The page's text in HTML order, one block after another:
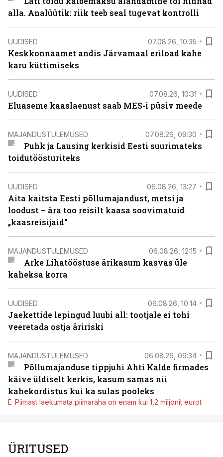
alla. Analüütik: riik teeb seal tugevat kontrolli
UUDISED 07.08.26, 10:35
Keskkonnaamet andis Järvamaal eriload kahe
karu küttimiseks
UUDISED 07.08.26, 10:31
Eluaseme kaaslaenust saab MES-i püsiv meede
MAJANDUSTULEMUSED 07.08.26, 09:30
Puhk ja Lausing kerkisid Eesti suurimateks
toidutöösturiteks
UUDISED 06.08.26, 13:27
Aita kaitsta Eesti põllumajandust, metsi ja
loodust – ära too reisilt kaasa soovimatuid
„kaasreisijaid“
MAJANDUSTULEMUSED 06.08.26, 12:15
Arke Lihatööstuse ärikasum kasvas üle
kaheksa korra
UUDISED 06.08.26, 10:14
Jaekettide lepingud luubi all: tootjale ei tohi
veeretada ostja äririski
MAJANDUSTULEMUSED 06.08.26, 09:34
Põllumajanduse tippjuhi Ahti Kalde firmades
käive üldiselt kerkis, kasum samas nii
kahekordistus kui ka sulas pooleks
E-Piimast laekumata piimaraha on enam kui 1,2 miljonit eurot
ÜRITUSED